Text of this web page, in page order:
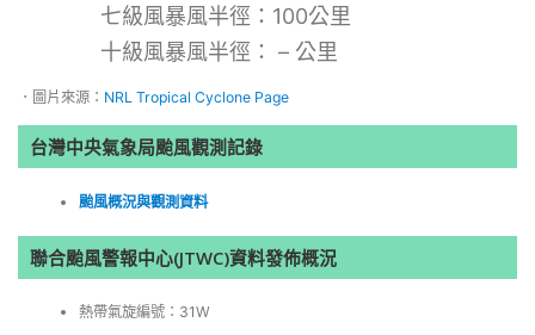
七級風暴風半徑：100公里
十級風暴風半徑： – 公里
．圖片來源： NRL Tropical Cyclone Page
台灣中央氣象局颱風觀測記錄
颱風概況與觀測資料
聯合颱風警報中心(JTWC)資料發佈概況
熱帶氣旋編號：31W